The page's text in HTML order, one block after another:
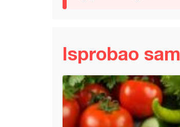
Isprobao sam